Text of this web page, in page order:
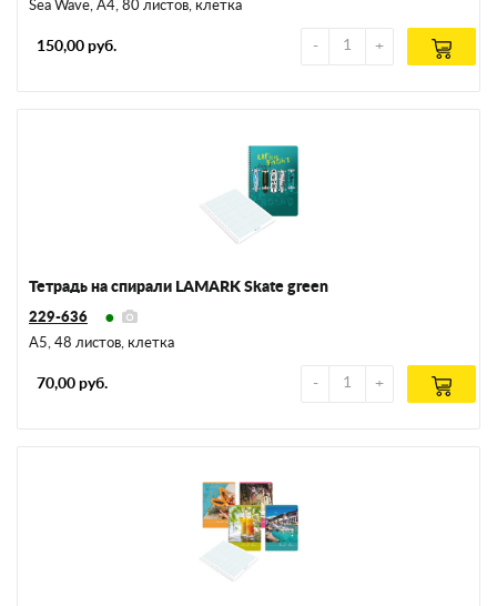
Sea Wave, А4, 80 листов, клетка
150,00 руб.
Тетрадь на спирали LAMARK Skate green
229-636
А5, 48 листов, клетка
70,00 руб.